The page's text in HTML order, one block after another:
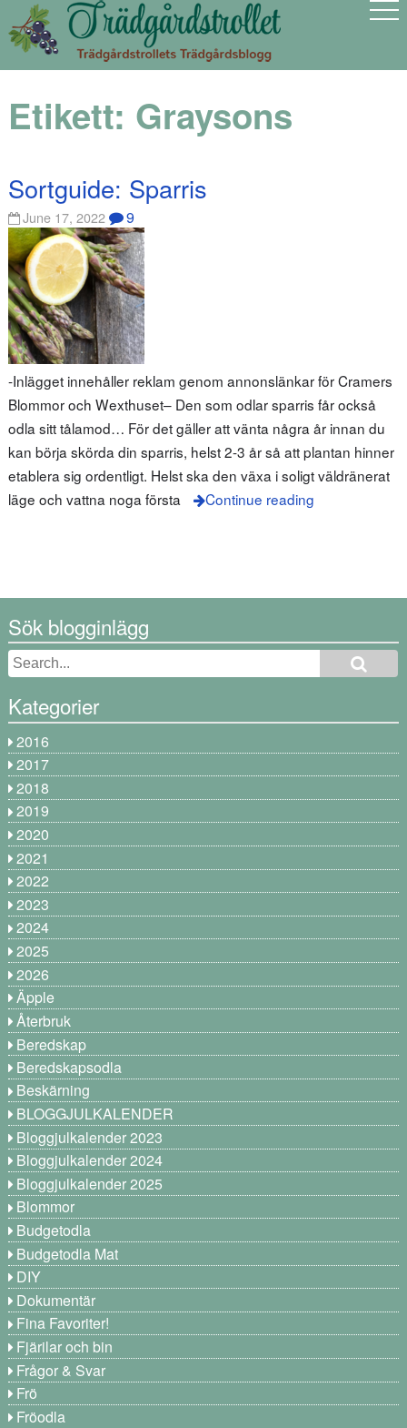
Etikett: Graysons
Sortguide: Sparris
June 17, 2022 9
-Inlägget innehåller reklam genom annonslänkar för Cramers
Blommor och Wexthuset– Den som odlar sparris får också
odla sitt tålamod… För det gäller att vänta några år innan du
kan börja skörda din sparris, helst 2-3 år så att plantan hinner
etablera sig ordentligt. Helst ska den växa i soligt väldränerat
läge och vattna noga första
Continue reading
Sök blogginlägg
Kategorier
2016
2017
2018
2019
2020
2021
2022
2023
2024
2025
2026
Äpple
Återbruk
Beredskap
Beredskapsodla
Beskärning
BLOGGJULKALENDER
Bloggjulkalender 2023
Bloggjulkalender 2024
Bloggjulkalender 2025
Blommor
Budgetodla
Budgetodla Mat
DIY
Dokumentär
Fina Favoriter!
Fjärilar och bin
Frågor & Svar
Frö
Fröodla